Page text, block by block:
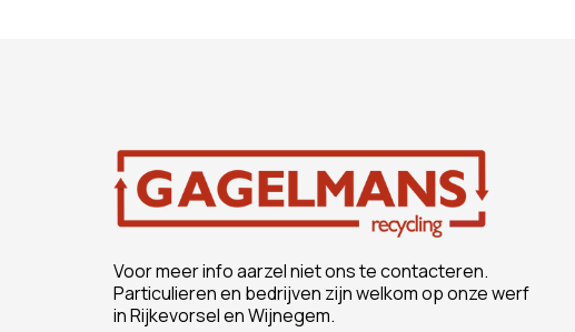
Voor meer info aarzel niet ons te contacteren.
Particulieren en bedrijven zijn welkom op onze werf
in Rijkevorsel en Wijnegem.